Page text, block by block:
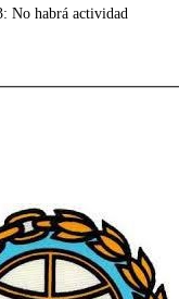
No habrá actividad